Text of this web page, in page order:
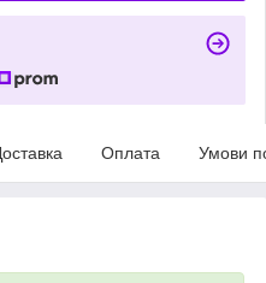
Оплата Умови